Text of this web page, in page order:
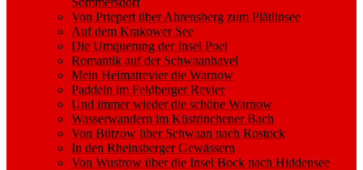
Von Priepert über Ahrensberg zum Plätlinsee
Auf dem Krakower See
Die Umquerung der Insel Poel
Romantik auf der Schwaanhavel
Mein Heimatrevier die Warnow
Paddeln im Feldberger Revier
Und immer wieder die schöne Warnow
Wasserwandern im Küstrinchener Bach
Von Bützow über Schwaan nach Rostock
In den Rheinsberger Gewässern
Von Wustrow über die Insel Bock nach Hiddensee